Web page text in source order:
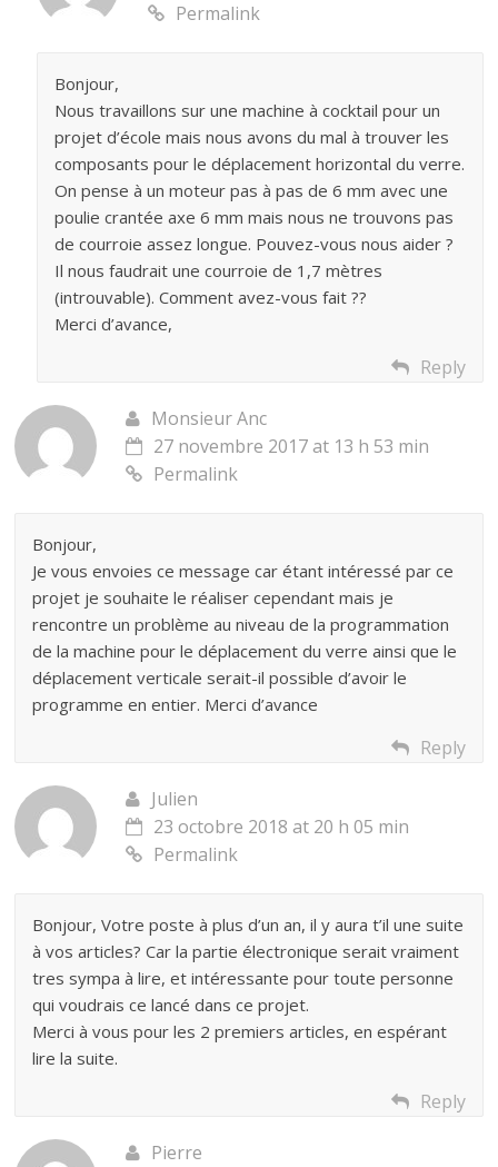
Permalink
Bonjour,
Nous travaillons sur une machine à cocktail pour un
projet d’école mais nous avons du mal à trouver les
composants pour le déplacement horizontal du verre.
On pense à un moteur pas à pas de 6 mm avec une
poulie crantée axe 6 mm mais nous ne trouvons pas
de courroie assez longue. Pouvez-vous nous aider ?
Il nous faudrait une courroie de 1,7 mètres
(introuvable). Comment avez-vous fait ??
Merci d’avance,
Reply
Monsieur Anc
27 novembre 2017 at 13 h 53 min
Permalink
Bonjour,
Je vous envoies ce message car étant intéressé par ce
projet je souhaite le réaliser cependant mais je
rencontre un problème au niveau de la programmation
de la machine pour le déplacement du verre ainsi que le
déplacement verticale serait-il possible d’avoir le
programme en entier. Merci d’avance
Reply
Julien
23 octobre 2018 at 20 h 05 min
Permalink
Bonjour, Votre poste à plus d’un an, il y aura t’il une suite
à vos articles? Car la partie électronique serait vraiment
tres sympa à lire, et intéressante pour toute personne
qui voudrais ce lancé dans ce projet.
Merci à vous pour les 2 premiers articles, en espérant
lire la suite.
Reply
Pierre